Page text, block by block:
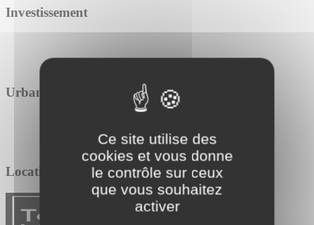
Ce site utilise des
cookies et vous donne
le contrôle sur ceux
que vous souhaitez
activer
Investissement
Urbanisme
Location / Vente